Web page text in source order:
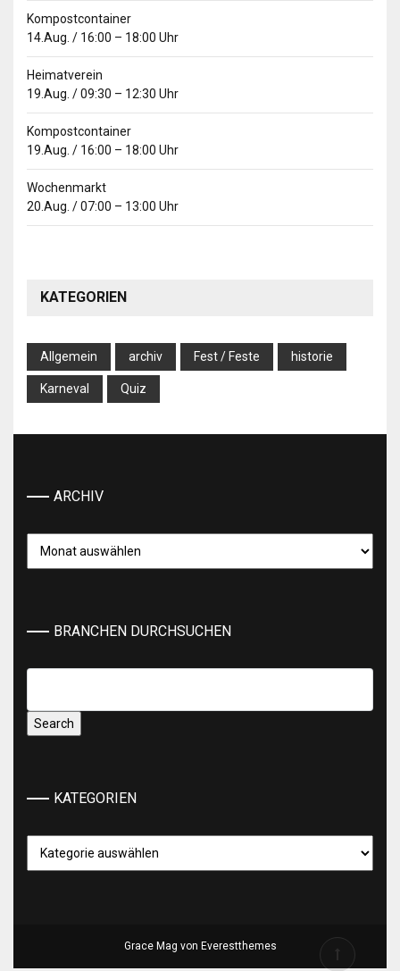
Kompostcontainer
14.Aug. / 16:00 – 18:00 Uhr
Heimatverein
19.Aug. /09:30 – 12:30 Uhr
Kompostcontainer
19.Aug. / 16:00 – 18:00 Uhr
Wochenmarkt
20.Aug. /07:00 – 13:00 Uhr
KATEGORIEN
Allgemein archiv Fest / Feste historie
Karneval Quiz
ARCHIV
BRANCHEN DURCHSUCHEN
KATEGORIEN
Grace Mag von Everestthemes